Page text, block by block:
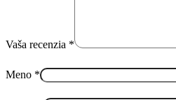
Vaša recenzia *
Meno *